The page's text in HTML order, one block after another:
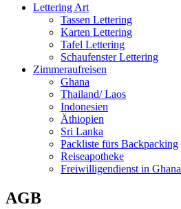
Lettering Art
Tassen Lettering
Karten Lettering
Tafel Lettering
Schaufenster Lettering
Zimmeraufreisen
Ghana
Thailand/ Laos
Indonesien
Äthiopien
Sri Lanka
Packliste fürs Backpacking
Reiseapotheke
Freiwilligendienst in Ghana
AGB